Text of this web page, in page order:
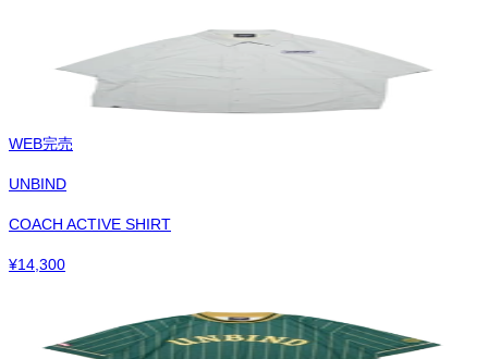
WEB完売
UNBIND
COACH ACTIVE SHIRT
¥14,300